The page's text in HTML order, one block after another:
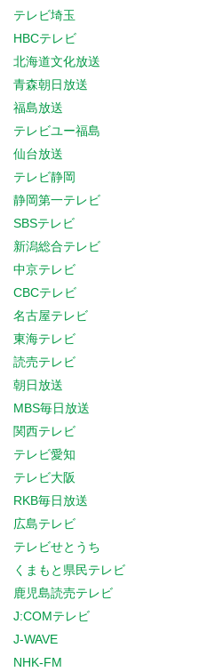
テレビ埼玉
HBCテレビ
北海道文化放送
青森朝日放送
福島放送
テレビユー福島
仙台放送
テレビ静岡
静岡第一テレビ
SBSテレビ
新潟総合テレビ
中京テレビ
CBCテレビ
名古屋テレビ
東海テレビ
読売テレビ
朝日放送
MBS毎日放送
関西テレビ
テレビ愛知
テレビ大阪
RKB毎日放送
広島テレビ
テレビせとうち
くまもと県民テレビ
鹿児島読売テレビ
J:COMテレビ
J-WAVE
NHK-FM